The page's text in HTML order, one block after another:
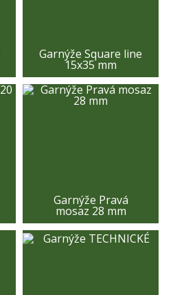
Garnýže Square line
15x35 mm
Garnýže Pravá
mosaz 28 mm